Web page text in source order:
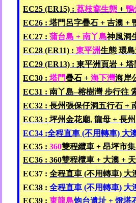
EC25 (ER15) : 荔枝窩生態 +鴨
EC26 :塔門呂字疊石 +吉澳 +
EC27 :蒲台島 +南丫島神風洞
EC28 (ER11) :東平洲生態 環
EC29 (ER13) :東平洲頁岩 +塔
EC30 : 塔門疊石 +海下灣海岸
EC31 :南丫島–榕樹灣 步行往
EC32 :長州張保仔洞五行石 +
EC33 :坪州金花廟,龍母 +長
EC34 :全程直車 (不用轉車) 大
EC35 :360雙程纜車 +昂坪市
EC36 : 360雙程欖車 + 大澳 +
EC37 :全程直車 (不用轉車) 大
EC38 :全程直車 (不用轉車) 大
EC39 :東龍島炮台遺址 +燈塔